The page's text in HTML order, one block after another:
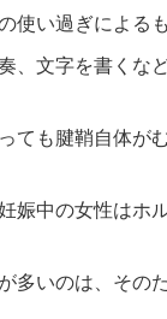
使い過ぎによるも
、文字を書くな
ても腱鞘自体が
娠中の女性はホ
多いのは、そのた